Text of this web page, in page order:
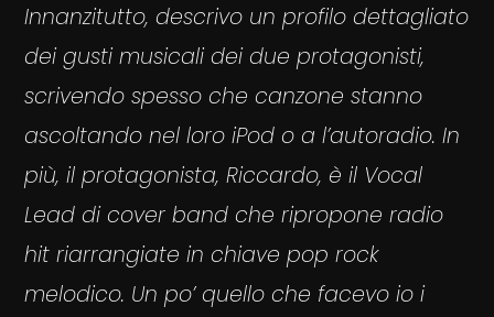
Innanzitutto, descrivo un profilo dettagliato
dei gusti musicali dei due protagonisti,
scrivendo spesso che canzone stanno
ascoltando nel loro iPod o a l’autoradio. In
più, il protagonista, Riccardo, è il Vocal
Lead di cover band che ripropone radio
hit riarrangiate in chiave pop rock
melodico. Un po’ quello che facevo io i